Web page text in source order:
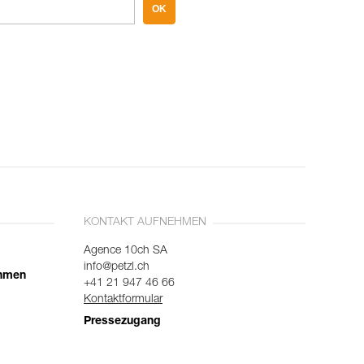
OK
KONTAKT AUFNEHMEN
Agence 10ch SA
info@petzl.ch
+41 21 947 46 66
Kontaktformular
Pressezugang